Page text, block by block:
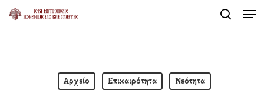
Skip
Αρχείο Επικαιρότητα Νεότητα